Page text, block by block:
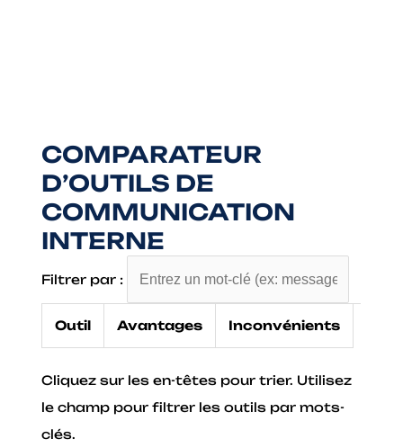
COMPARATEUR
D’OUTILS DE
COMMUNICATION
INTERNE
Filtrer par :
Outil Avantages Inconvénients
Cliquez sur les en-têtes pour trier. Utilisez
le champ pour filtrer les outils par mots-
clés.